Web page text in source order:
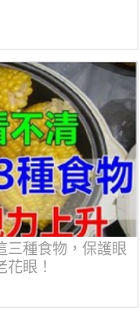
三種食物，保護眼
眼！